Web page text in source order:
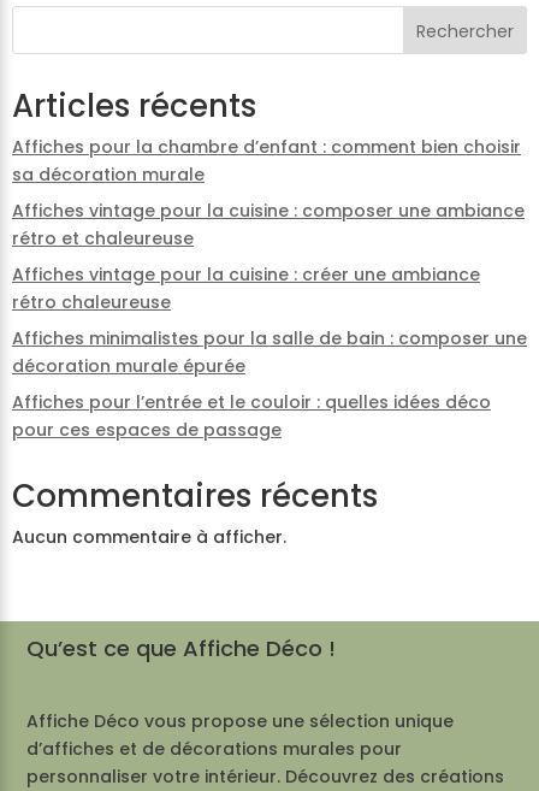
Rechercher
Articles récents
Affiches pour la chambre d’enfant : comment bien choisir
sa décoration murale
Affiches vintage pour la cuisine : composer une ambiance
rétro et chaleureuse
Affiches vintage pour la cuisine : créer une ambiance
rétro chaleureuse
Affiches minimalistes pour la salle de bain : composer une
décoration murale épurée
Affiches pour l’entrée et le couloir : quelles idées déco
pour ces espaces de passage
Commentaires récents
Aucun commentaire à afficher.
Qu’est ce que Affiche Déco !
Affiche Déco vous propose une sélection unique
d’affiches et de décorations murales pour
personnaliser votre intérieur. Découvrez des créations